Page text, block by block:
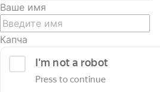
Ваше имя
Капча